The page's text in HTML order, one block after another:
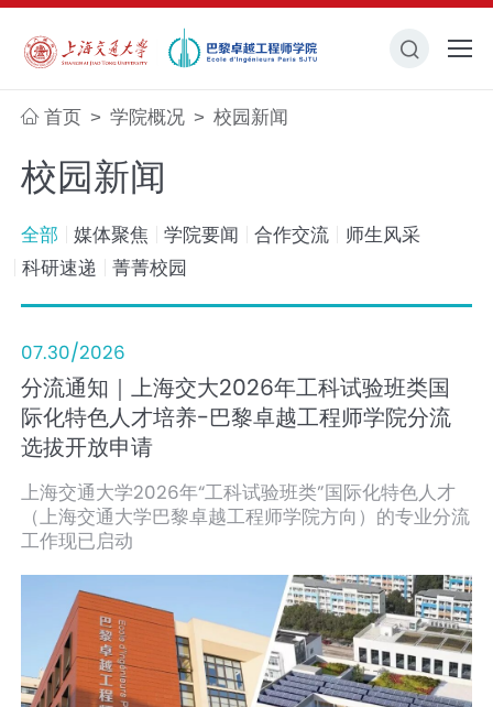
首页 > 学院概况 > 校园新闻
校园新闻
全部 媒体聚焦 学院要闻 合作交流
师生风采
科研速递
菁菁校园
07.30/2026
分流通知｜上海交大2026年工科试验班类国
际化特色人才培养-巴黎卓越工程师学院分流
选拔开放申请
上海交通大学2026年“工科试验班类”国际化特色人才
（上海交通大学巴黎卓越工程师学院方向）的专业分流
工作现已启动